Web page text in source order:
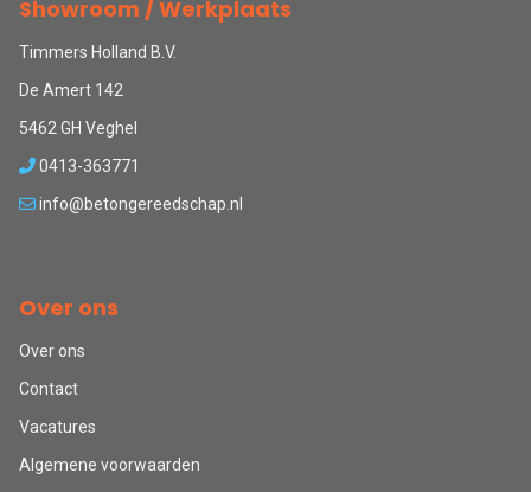
Showroom / Werkplaats
Timmers Holland B.V.
De Amert 142
5462 GH Veghel
0413-363771
info@betongereedschap.nl
Over ons
Over ons
Contact
Vacatures
Algemene voorwaarden